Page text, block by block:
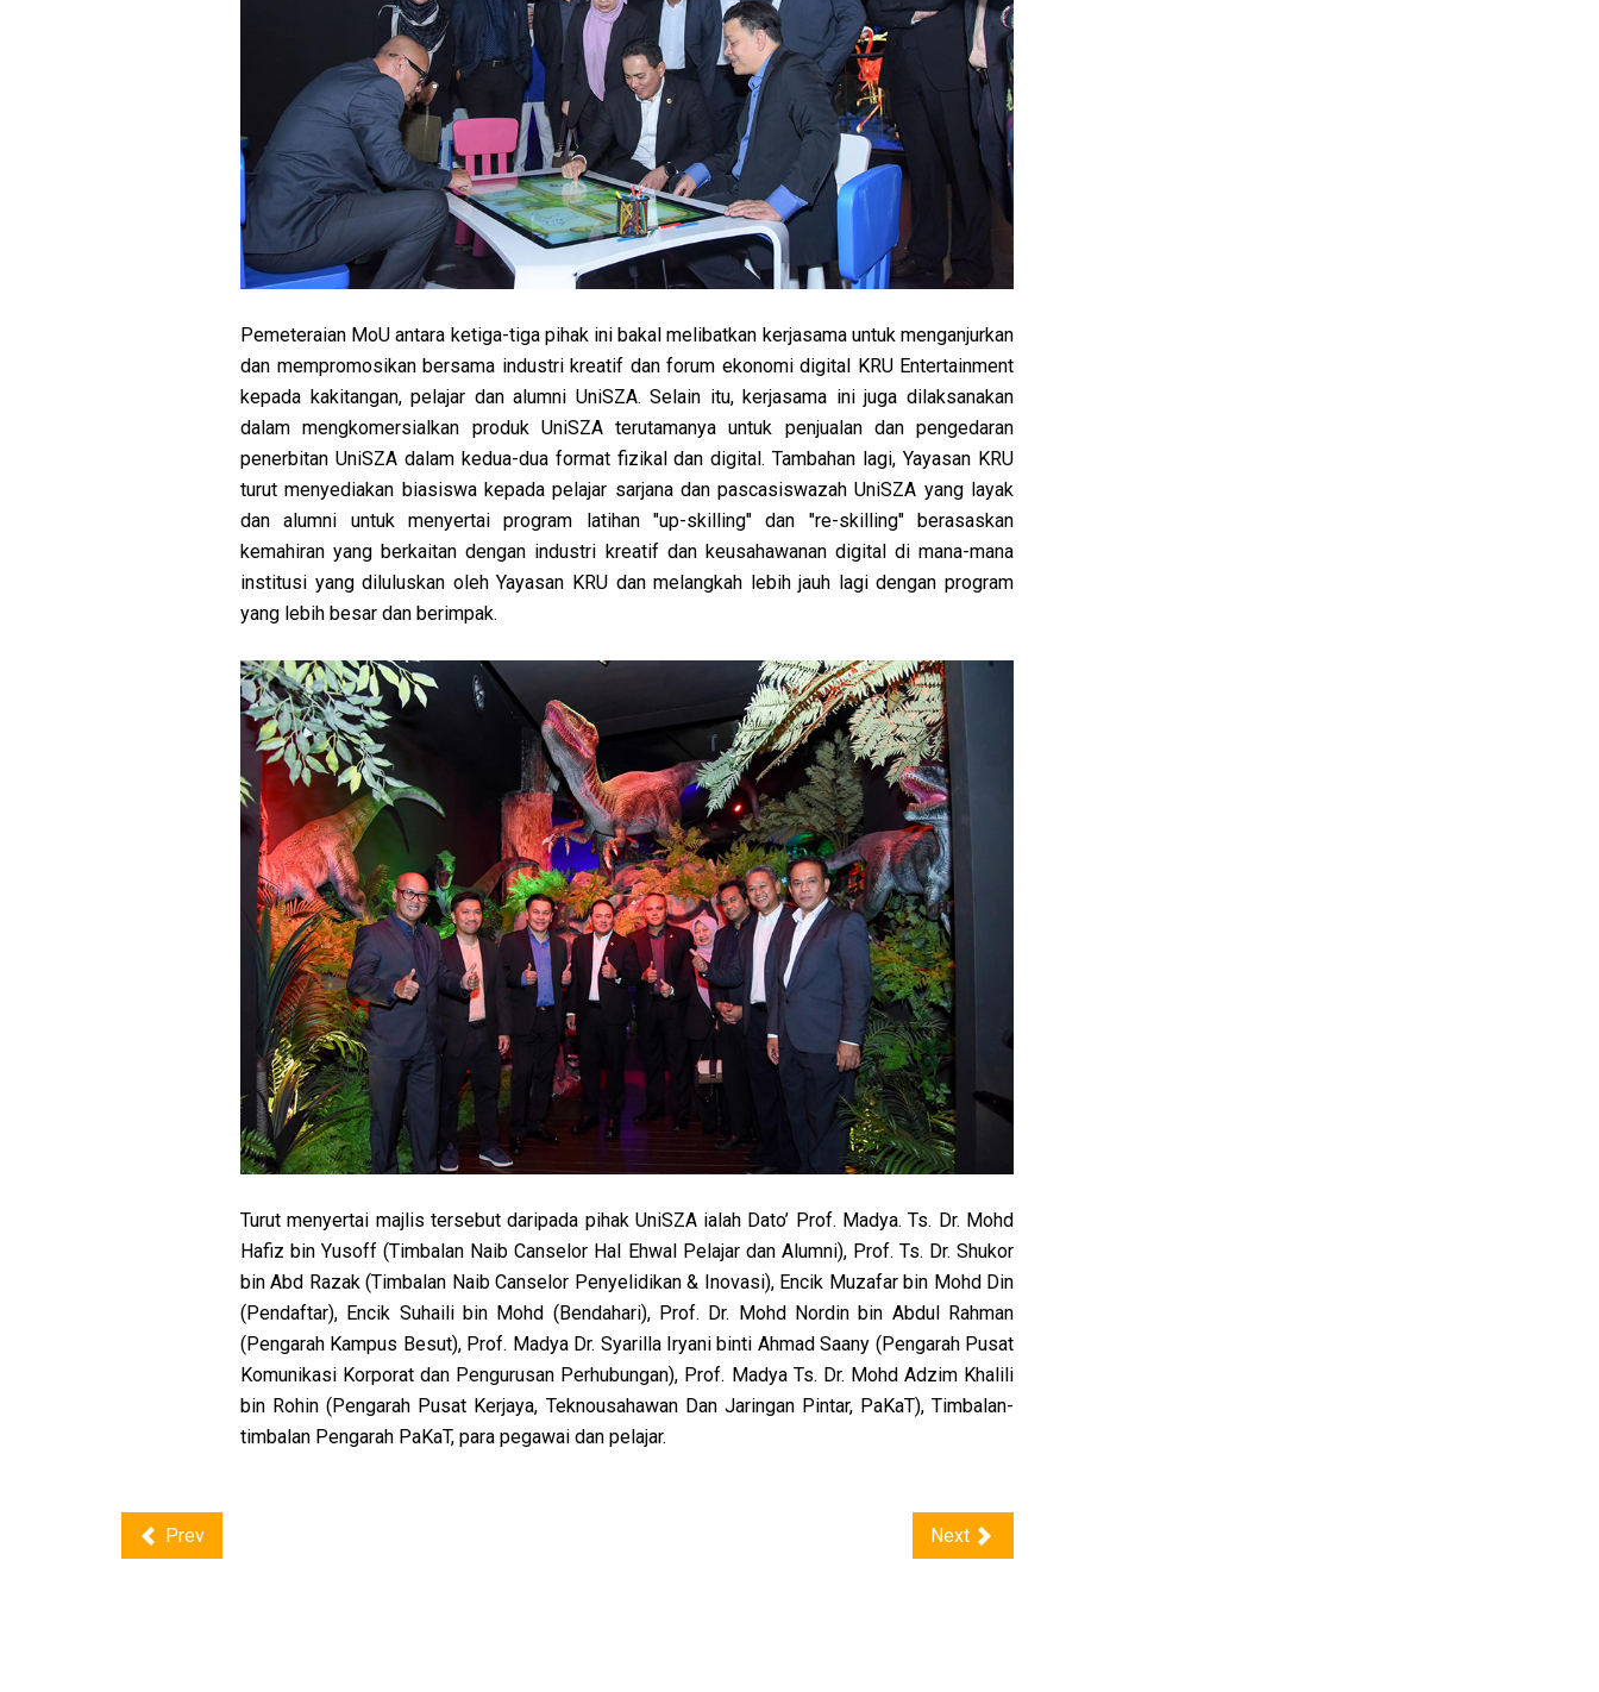
Pemeteraian MoU antara ketiga-tiga pihak ini bakal melibatkan kerjasama untuk menganjurkan
dan mempromosikan bersama industri kreatif dan forum ekonomi digital KRU Entertainment
kepada kakitangan, pelajar dan alumni UniSZA. Selain itu, kerjasama ini juga dilaksanakan
dalam mengkomersialkan produk UniSZA terutamanya untuk penjualan dan pengedaran
penerbitan UniSZA dalam kedua-dua format fizikal dan digital. Tambahan lagi, Yayasan KRU
turut menyediakan biasiswa kepada pelajar sarjana dan pascasiswazah UniSZA yang layak
dan alumni untuk menyertai program latihan "up-skilling" dan "re-skilling" berasaskan
kemahiran yang berkaitan dengan industri kreatif dan keusahawanan digital di mana-mana
institusi yang diluluskan oleh Yayasan KRU dan melangkah lebih jauh lagi dengan program
yang lebih besar dan berimpak.
Turut menyertai majlis tersebut daripada pihak UniSZA ialah Dato’ Prof. Madya. Ts. Dr. Mohd
Hafiz bin Yusoff (Timbalan Naib Canselor Hal Ehwal Pelajar dan Alumni), Prof. Ts. Dr. Shukor
bin Abd Razak (Timbalan Naib Canselor Penyelidikan & Inovasi), Encik Muzafar bin Mohd Din
(Pendaftar), Encik Suhaili bin Mohd (Bendahari), Prof. Dr. Mohd Nordin bin Abdul Rahman
(Pengarah Kampus Besut), Prof. Madya Dr. Syarilla Iryani binti Ahmad Saany (Pengarah Pusat
Komunikasi Korporat dan Pengurusan Perhubungan), Prof. Madya Ts. Dr. Mohd Adzim Khalili
bin Rohin (Pengarah Pusat Kerjaya, Teknousahawan Dan Jaringan Pintar, PaKaT), Timbalan-
timbalan Pengarah PaKaT, para pegawai dan pelajar.
Prev Next